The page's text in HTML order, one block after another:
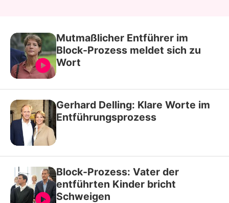
Mutmaßlicher Entführer im
Block-Prozess meldet sich zu
Wort
Gerhard Delling: Klare Worte im
Entführungsprozess
Block-Prozess: Vater der
entführten Kinder bricht
Schweigen